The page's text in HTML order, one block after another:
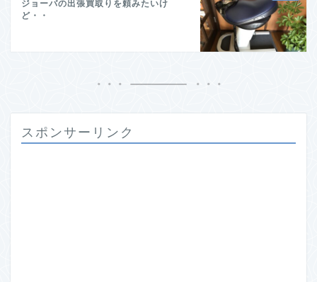
ジョーバの出張買取りを頼みたいけ
ど・・
スポンサーリンク